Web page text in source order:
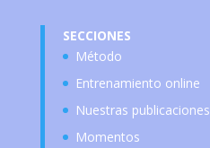
SECCIONES
Método
Entrenamiento online
Nuestras publicaciones
Momentos